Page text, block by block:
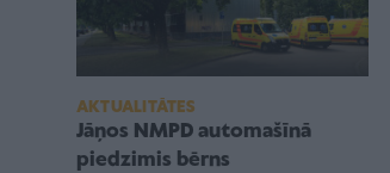
AKTUALITĀTES
Jāņos NMPD automašīnā
piedzimis bērns